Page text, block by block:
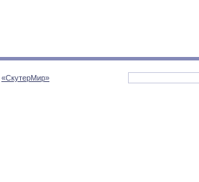
«СкутерМир»